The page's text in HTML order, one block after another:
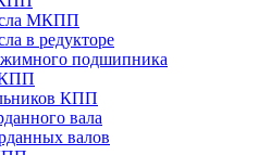
МКПП
в редукторе
подшипника
КПП
вала
валов